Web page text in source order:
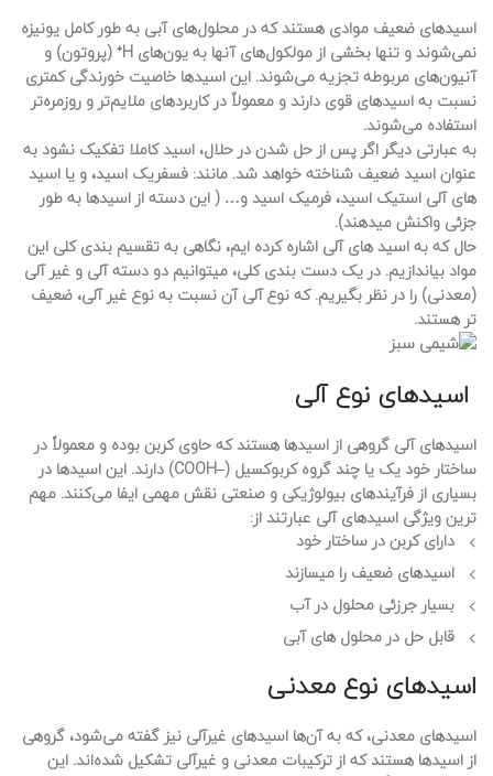
اسیدهای ضعیف موادی هستند که در محلول‌های آبی به طور کامل یونیزه
نمی‌شوند و تنها بخشی از مولکول‌های آنها به یون‌های H⁺ (پروتون) و
آنیون‌های مربوطه تجزیه می‌شوند. این اسیدها خاصیت خورندگی کمتری
نسبت به اسیدهای قوی دارند و معمولاً در کاربردهای ملایم‌تر و روزمره‌تر
استفاده می‌شوند.
به عبارتی دیگر اگر پس از حل شدن در حلال، اسید کاملا تفکیک نشود به
عنوان اسید ضعیف شناخته خواهد شد. مانند: فسفریک اسید، و یا اسید
های آلی استیک اسید، فرمیک اسید و… ( این دسته از اسیدها به طور
جزئی واکنش میدهند).
حال که به اسید های آلی اشاره کرده ایم، نگاهی به تقسیم بندی کلی این
مواد بیاندازیم. در یک دست بندی کلی، میتوانیم دو دسته آلی و غیر آلی
(معدنی) را در نظر بگیریم. که نوع آلی آن نسبت به نوع غیر آلی، ضعیف
تر هستند.
اسیدهای نوع آلی
اسیدهای آلی گروهی از اسیدها هستند که حاوی کربن بوده و معمولاً در
ساختار خود یک یا چند گروه کربوکسیل (–COOH) دارند. این اسیدها در
بسیاری از فرآیندهای بیولوژیکی و صنعتی نقش مهمی ایفا می‌کنند. مهم
ترین ویژگی اسیدهای آلی عبارتند از:
دارای کربن در ساختار خود
اسیدهای ضعیف را میسازند
بسیار جرزئی محلول در آب
قابل حل در محلول های آبی
اسیدهای نوع معدنی
اسیدهای معدنی، که به آن‌ها اسیدهای غیرآلی نیز گفته می‌شود، گروهی
از اسیدها هستند که از ترکیبات معدنی و غیرآلی تشکیل شده‌اند. این